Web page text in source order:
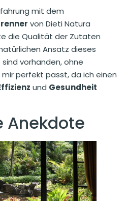
mit dem
von Dieti Natura
die Qualität der Zutaten
Ansatz dieses
sind vorhanden, ohne
perfekt passt, da ich einen
und Gesundheit
Anekdote